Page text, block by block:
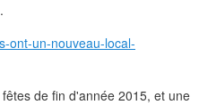
ont-un-nouveau-local-
de fin d'année 2015, et une